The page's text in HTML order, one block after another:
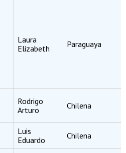
Laura
Elizabeth
Paraguaya
Rodrigo
Arturo
Chilena
Luis
Eduardo
Chilena